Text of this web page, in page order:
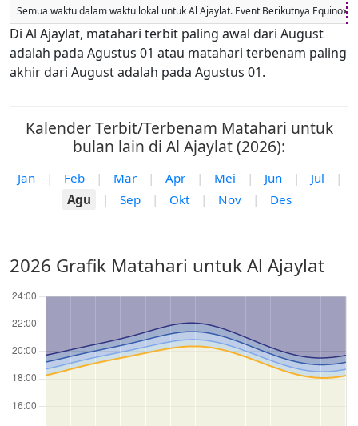
Semua waktu dalam waktu lokal untuk Al Ajaylat. Event Berikutnya Equinox
Di Al Ajaylat, matahari terbit paling awal dari August
adalah pada Agustus 01 atau matahari terbenam paling
akhir dari August adalah pada Agustus 01.
Kalender Terbit/Terbenam Matahari untuk
bulan lain di Al Ajaylat (2026):
Jan | Feb | Mar | Apr | Mei | Jun | Jul
|
Agu
| Sep | Okt | Nov | Des
2026 Grafik Matahari untuk Al Ajaylat